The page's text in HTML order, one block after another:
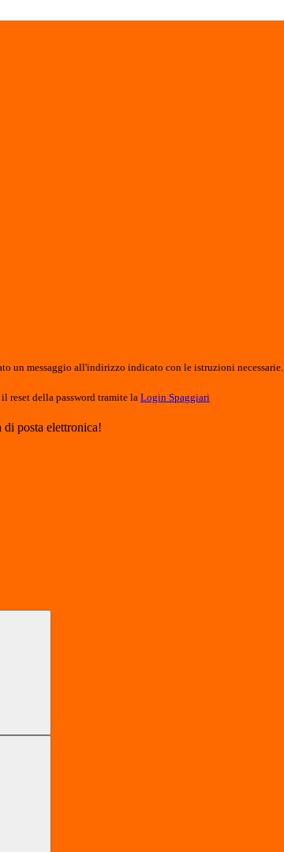
un messaggio all'indirizzo indicato con le istruzioni necessarie.
reset della password tramite la Login Spaggiari
posta elettronica!